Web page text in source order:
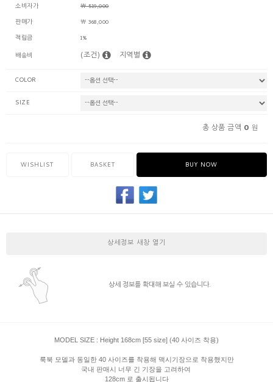
소비자가
￦ 519,000
판매가
￦ 368,000
적립금
1%
배송비
(조건) 지역별
COLOR
SIZE
총 상품 금액 0 원
WISHLIST BASKET BUY NOW
상세정보 새창 열기
상세 정보를 확대해 보실 수 있습니다.
MODEL SIZE : Height 168cm [55 size] (40 사이즈 착용)
룩북 모델과 동일한 40 사이즈를 착용해 맥시기장으로 착용했지만
국내 판매시 너무 긴 기장을 고려하여
128cm 로 출시됩니다